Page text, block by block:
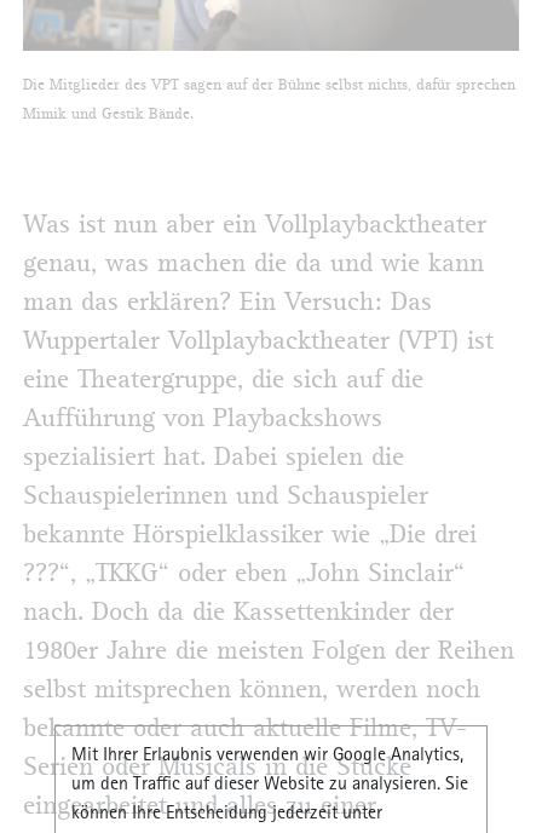
Die Mitglieder des VPT sagen auf der Bühne selbst nichts, dafür sprechen
Mimik und Gestik Bände.
Was ist nun aber ein Vollplaybacktheater
genau, was machen die da und wie kann
man das erklären? Ein Versuch: Das
Wuppertaler Vollplaybacktheater (VPT) ist
eine Theatergruppe, die sich auf die
Aufführung von Playbackshows
spezialisiert hat. Dabei spielen die
Schauspielerinnen und Schauspieler
bekannte Hörspielklassiker wie „Die drei
???“, „TKKG“ oder eben „John Sinclair“
nach. Doch da die Kassettenkinder der
1980er Jahre die meisten Folgen der Reihen
selbst mitsprechen können, werden noch
bekannte oder auch aktuelle Filme, TV-
Serien oder Musicals in die Stücke
eingearbeitet und alles zu einer
Mit Ihrer Erlaubnis verwenden wir Google Analytics,
um den Traffic auf dieser Website zu analysieren. Sie
können Ihre Entscheidung jederzeit unter